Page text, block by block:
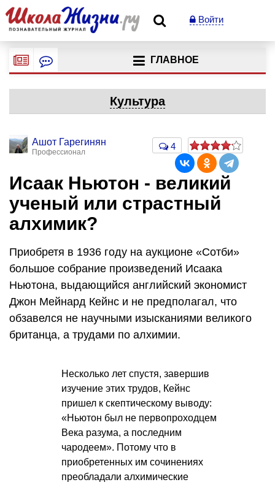
Войти
ГЛАВНОЕ
Культура
Ашот Гарегинян
Профессионал
4
Исаак Ньютон - великий
ученый или страстный
алхимик?
Приобретя в 1936 году на аукционе «Сотби»
большое собрание произведений Исаака
Ньютона, выдающийся английский экономист
Джон Мейнард Кейнс и не предполагал, что
обзавелся не научными изысканиями великого
британца, а трудами по алхимии.
Несколько лет спустя, завершив
изучение этих трудов, Кейнс
пришел к скептическому выводу:
«Ньютон был не первопроходцем
Века разума, а последним
чародеем». Потому что в
приобретенных им сочинениях
преобладали алхимические